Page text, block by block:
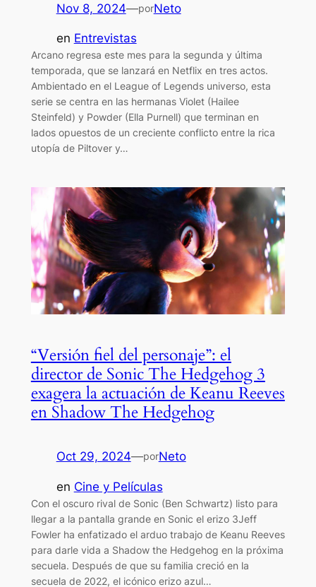
Nov 8, 2024—porNeto
en Entrevistas
Arcano regresa este mes para la segunda y última
temporada, que se lanzará en Netflix en tres actos.
Ambientado en el League of Legends universo, esta
serie se centra en las hermanas Violet (Hailee
Steinfeld) y Powder (Ella Purnell) que terminan en
lados opuestos de un creciente conflicto entre la rica
utopía de Piltover y…
“Versión fiel del personaje”: el
director de Sonic The Hedgehog 3
exagera la actuación de Keanu Reeves
en Shadow The Hedgehog
Oct 29, 2024—porNeto
en Cine y Películas
Con el oscuro rival de Sonic (Ben Schwartz) listo para
llegar a la pantalla grande en Sonic el erizo 3Jeff
Fowler ha enfatizado el arduo trabajo de Keanu Reeves
para darle vida a Shadow the Hedgehog en la próxima
secuela. Después de que su familia creció en la
secuela de 2022, el icónico erizo azul…